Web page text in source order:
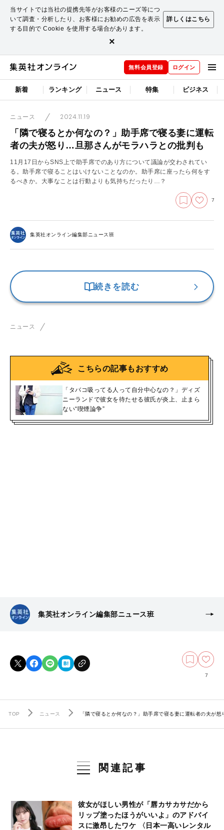
当サイトでは当社の提携先等がお客様のニーズ等につ
いて調査・分析したり、お客様にお勧めの広告を表示
する目的で Cookie を使用する場合があります。
詳しくはこちら
×
無料会員登録 ログイン
新着 ランキング ニュース 特集 ビジネス
ニュース 2024.11.19
「隣で寝るとか何なの？」助手席で寝る妻に運転
者の夫が怒り…旦那さんがモラハラとの批判も
11月17日からSNS上で助手席でのあり方について議論が交わされてい
る。助手席で寝ることはいけないことなのか。助手席に座ったら何をす
るべきか。大事なことは行動よりも気持ちだったり…？
7
集英社オンライン編集部ニュース班
続きを読む
ニュース
こちらの記事もおすすめ
「タバコ吸ってる人って自分中心なの？」ディズ
ニーランドで彼女を待たせる彼氏が炎上、止まら
ない“喫煙論争”
集英社オンライン編集部ニュース班
7
TOP ニュース 「隣で寝るとか何なの？」助手席で寝る妻に運転者の夫が
関連記事
彼女がほしい男性が「唇カサカサだから
リップ塗ったほうがいいよ」のアドバイ
スに激昂したワケ 〈日本一高いレンタル